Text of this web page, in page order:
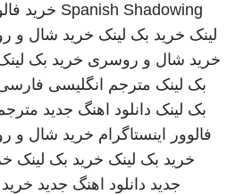
Spanish Shadowing خرید
لینک خرید بک لینک خرید شال و
خرید شال و روسری خرید بک
بک لینک مترجم انگلیسی
بک لینک دانلود اهنگ جدید
فالوور اینستاگرام خرید شال و
خرید بک لینک خرید بک لینک
جدید دانلود اهنگ جدید خرید